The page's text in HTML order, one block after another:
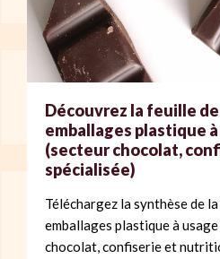
Découvrez la feuille
emballages plastique
(secteur chocolat,
spécialisée)
Téléchargez la synthèse de
emballages plastique à
chocolat, confiserie et